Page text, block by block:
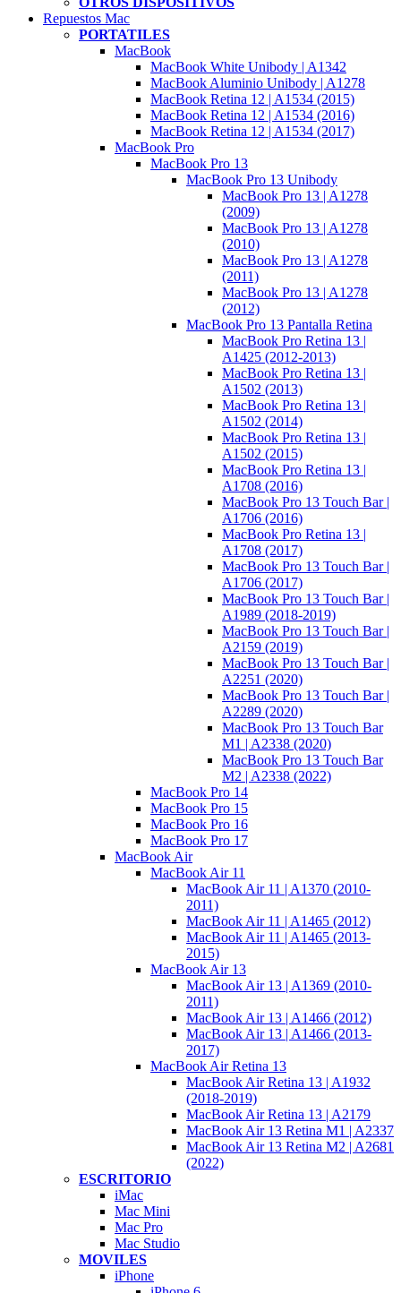
Repuestos Mac
PORTATILES
MacBook
MacBook White Unibody | A1342
MacBook Aluminio Unibody | A1278
MacBook Retina 12 | A1534 (2015)
MacBook Retina 12 | A1534 (2016)
MacBook Retina 12 | A1534 (2017)
MacBook Pro
MacBook Pro 13
MacBook Pro 13 Unibody
MacBook Pro 13 | A1278
(2009)
MacBook Pro 13 | A1278
(2010)
MacBook Pro 13 | A1278
(2011)
MacBook Pro 13 | A1278
(2012)
MacBook Pro 13 Pantalla Retina
MacBook Pro Retina 13 |
A1425 (2012-2013)
MacBook Pro Retina 13 |
A1502 (2013)
MacBook Pro Retina 13 |
A1502 (2014)
MacBook Pro Retina 13 |
A1502 (2015)
MacBook Pro Retina 13 |
A1708 (2016)
MacBook Pro 13 Touch Bar |
A1706 (2016)
MacBook Pro Retina 13 |
A1708 (2017)
MacBook Pro 13 Touch Bar |
A1706 (2017)
MacBook Pro 13 Touch Bar |
A1989 (2018-2019)
MacBook Pro 13 Touch Bar |
A2159 (2019)
MacBook Pro 13 Touch Bar |
A2251 (2020)
MacBook Pro 13 Touch Bar |
A2289 (2020)
MacBook Pro 13 Touch Bar
M1 | A2338 (2020)
MacBook Pro 13 Touch Bar
M2 | A2338 (2022)
MacBook Pro 14
MacBook Pro 15
MacBook Pro 16
MacBook Pro 17
MacBook Air
MacBook Air 11
MacBook Air 11 | A1370 (2010-
2011)
MacBook Air 11 | A1465 (2012)
MacBook Air 11 | A1465 (2013-
2015)
MacBook Air 13
MacBook Air 13 | A1369 (2010-
2011)
MacBook Air 13 | A1466 (2012)
MacBook Air 13 | A1466 (2013-
2017)
MacBook Air Retina 13
MacBook Air Retina 13 | A1932
(2018-2019)
MacBook Air Retina 13 | A2179
MacBook Air 13 Retina M1 | A2337
MacBook Air 13 Retina M2 | A2681
(2022)
ESCRITORIO
iMac
Mac Mini
Mac Pro
Mac Studio
MOVILES
iPhone